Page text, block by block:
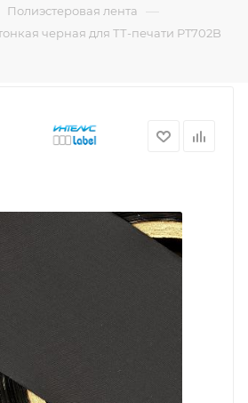
Полиэстеровая лента —
черная для ТТ-печати PT702B